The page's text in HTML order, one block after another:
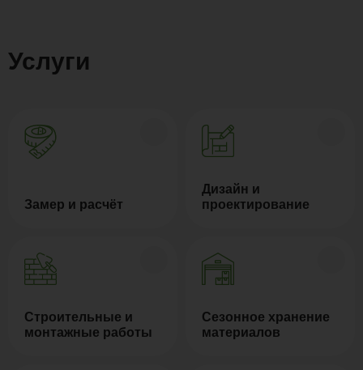
Услуги
Замер и расчёт
Дизайн и
проектирование
Строительные и
монтажные работы
Сезонное хранение
материалов